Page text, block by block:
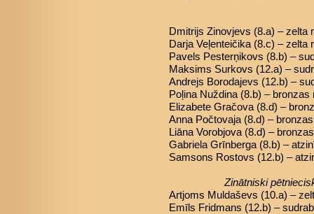
Dmitrijs Zinovjevs (8.a) – zelta
Darja Veļenteičika (8.c) – zelta
Pavels Pesterņikovs (8.b) –
Maksims Surkovs (12.a) –
Andrejs Borodajevs (12.b) –
Poļina Nuždina (8.b) – bronzas
Elizabete Gračova (8.d) –
Anna Počtovaja (8.d) –
Liāna Vorobjova (8.d) –
Gabriela Grīnberga (8.b) –
Samsons Rostovs (12.b) –
Zinātniski
Artjoms Muldaševs (10.a) –
Emīls Fridmans (12.b) –